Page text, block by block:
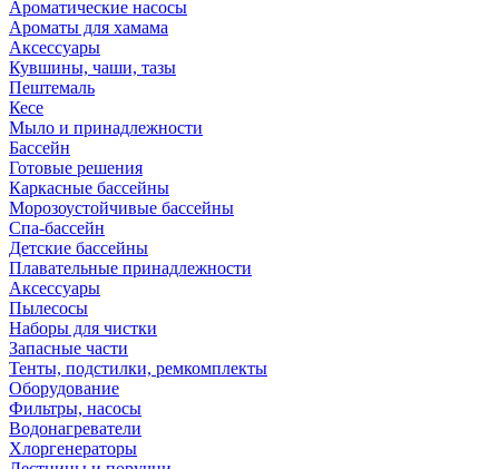
Ароматические насосы
Ароматы для хамама
Аксессуары
Кувшины, чаши, тазы
Пештемаль
Кесе
Мыло и принадлежности
Бассейн
Готовые решения
Каркасные бассейны
Морозоустойчивые бассейны
Спа-бассейн
Детские бассейны
Плавательные принадлежности
Аксессуары
Пылесосы
Наборы для чистки
Запасные части
Тенты, подстилки, ремкомплекты
Оборудование
Фильтры, насосы
Водонагреватели
Хлоргенераторы